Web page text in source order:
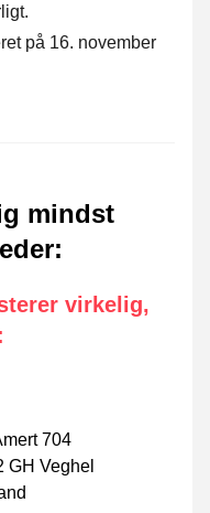
på 16. november
mindst
:
virkelig,
:
704
GH Veghel